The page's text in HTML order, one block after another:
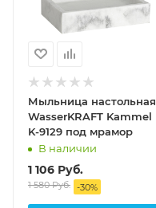
Мыльница настольная
WasserKRAFT Kammel
K-9129 под мрамор
В наличии
1 106 Руб.
1 580Руб. -30%